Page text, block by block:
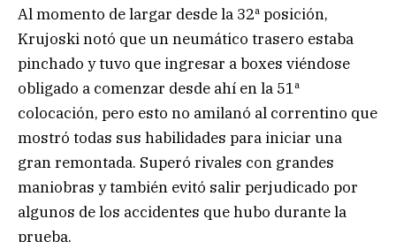
Al momento de largar desde la 32ª posición,
Krujoski notó que un neumático trasero estaba
pinchado y tuvo que ingresar a boxes viéndose
obligado a comenzar desde ahí en la 51ª
colocación, pero esto no amilanó al correntino que
mostró todas sus habilidades para iniciar una
gran remontada. Superó rivales con grandes
maniobras y también evitó salir perjudicado por
algunos de los accidentes que hubo durante la
prueba.